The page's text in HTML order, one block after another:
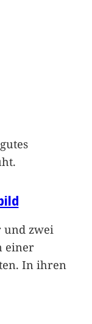
zwei
einer
In ihren